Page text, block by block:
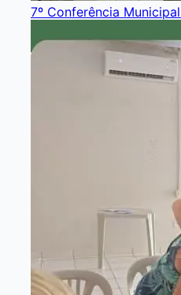
7º Conferência